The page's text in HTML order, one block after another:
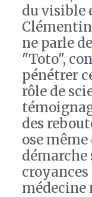
du visible
ne parle
"Toto",
pénétrer
rôle de
des
ose
médecine